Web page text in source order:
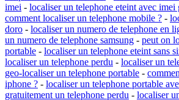
imei - localiser un telephone eteint avec imei
comment localiser un telephone mobile ? -
doro - localiser un numero de telephone en
un numero de telephone samsung - peut on
portable - localiser un telephone eteint sans
localiser un telephone perdu - localiser un
geo-localiser un telephone portable -
iphone ? - localiser un telephone portable
gratuitement un telephone perdu - localiser